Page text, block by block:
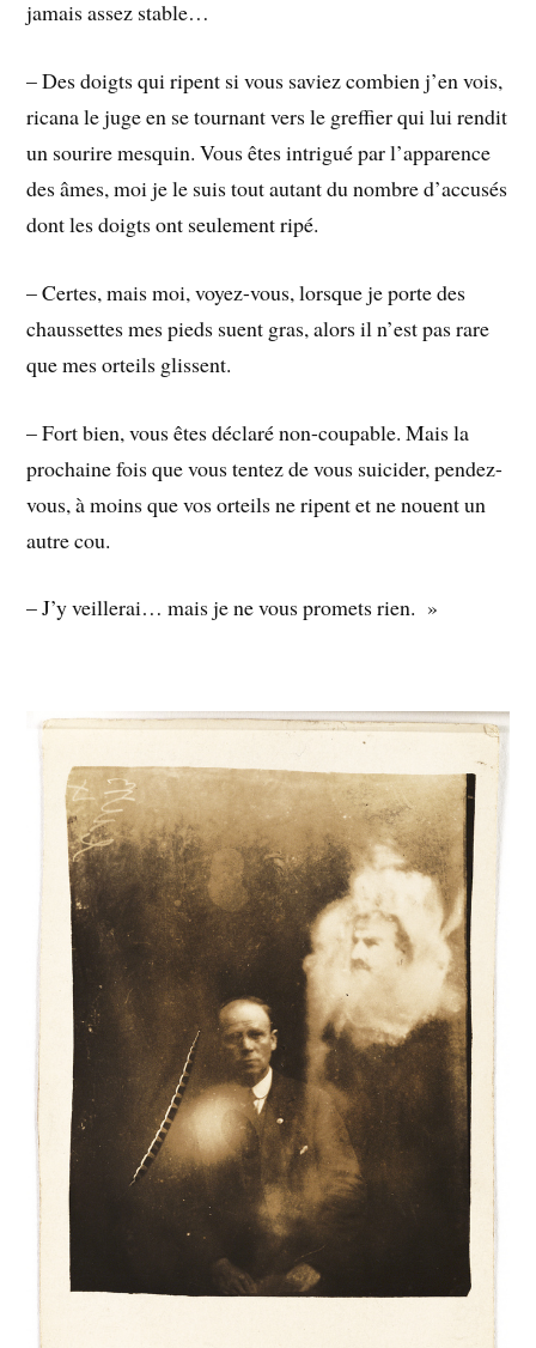
jamais assez stable…
– Des doigts qui ripent si vous saviez combien j’en vois,
ricana le juge en se tournant vers le greffier qui lui rendit
un sourire mesquin. Vous êtes intrigué par l’apparence
des âmes, moi je le suis tout autant du nombre d’accusés
dont les doigts ont seulement ripé.
– Certes, mais moi, voyez-vous, lorsque je porte des
chaussettes mes pieds suent gras, alors il n’est pas rare
que mes orteils glissent.
– Fort bien, vous êtes déclaré non-coupable. Mais la
prochaine fois que vous tentez de vous suicider, pendez-
vous, à moins que vos orteils ne ripent et ne nouent un
autre cou.
– J’y veillerai… mais je ne vous promets rien. »